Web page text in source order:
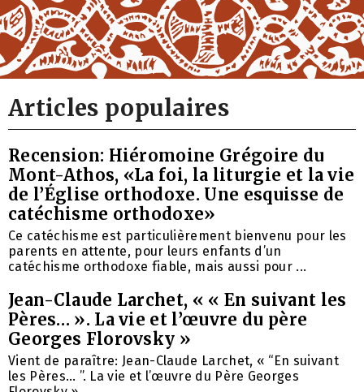
Articles populaires
Recension: Hiéromoine Grégoire du
Mont-Athos, «La foi, la liturgie et la vie
de l’Église orthodoxe. Une esquisse de
catéchisme orthodoxe»
Ce catéchisme est particulièrement bienvenu pour les
parents en attente, pour leurs enfants d’un
catéchisme orthodoxe fiable, mais aussi pour ...
Jean-Claude Larchet, « « En suivant les
Pères… ». La vie et l’œuvre du père
Georges Florovsky »
Vient de paraître: Jean-Claude Larchet, « “En suivant
les Pères… ”. La vie et l’œuvre du Père Georges